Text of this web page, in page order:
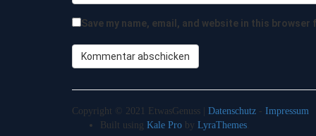
Save my name, email, and website in this browser
Copyright © 2021 EtwasGenuss | Datenschutz - Impressum
Built using Kale Pro by LyraThemes